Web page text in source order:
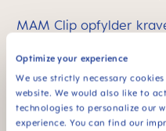
Optimize your experience
We use strictly necessary
website. We would also like to
technologies to personalize our
experience. You can find our
MAM Clip opfylder